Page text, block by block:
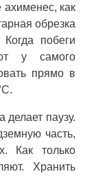
как
обрезка
побеги
у самого
прямо в
делает паузу.
часть,
Как только
Хранить